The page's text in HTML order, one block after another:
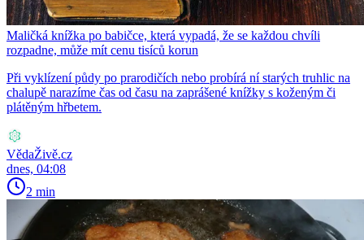
Maličká knížka po babičce, která vypadá, že se každou chvíli
rozpadne, může mít cenu tisíců korun
Při vyklízení půdy po prarodičích nebo probírá ní starých truhlic na
chalupě narazíme čas od času na zaprášené knížky s koženým či
plátěným hřbetem.
VědaŽivě.cz
dnes, 04:08
2 min